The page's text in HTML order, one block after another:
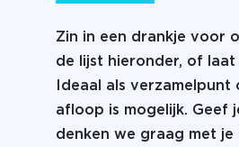
Zin in een drankje voor
de lijst hieronder, of
Ideaal als
afloop is mogelijk. Geef
denken we graag met